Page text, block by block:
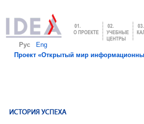
Рус
Eng
Проект «Открытый мир